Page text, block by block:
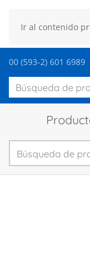
Ir al contenido
00 (593-2) 601 6989